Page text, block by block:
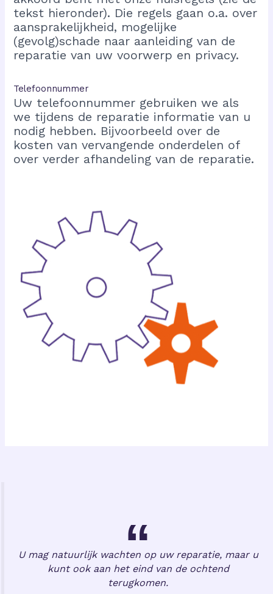
tekst hieronder). Die regels gaan o.a. over
aansprakelijkheid, mogelijke
(gevolg)schade naar aanleiding van de
reparatie van uw voorwerp en privacy.
Telefoonnummer
Uw telefoonnummer gebruiken we als
we tijdens de reparatie informatie van u
nodig hebben. Bijvoorbeeld over de
kosten van vervangende onderdelen of
over verder afhandeling van de reparatie.
U mag natuurlijk wachten op uw reparatie, maar u
kunt ook aan het eind van de ochtend
terugkomen.